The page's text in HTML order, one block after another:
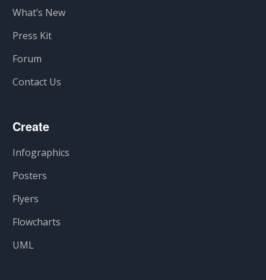
What’s New
Press Kit
Forum
Contact Us
Create
Infographics
Posters
Flyers
Flowcharts
UML